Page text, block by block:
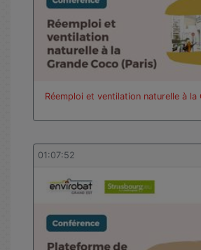
Réemploi et ventilation naturelle à la
01:07:52